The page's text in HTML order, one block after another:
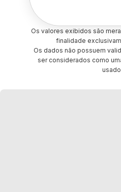
Os valores exibidos são
finalidade
Os dados não possuem
ser considerados como